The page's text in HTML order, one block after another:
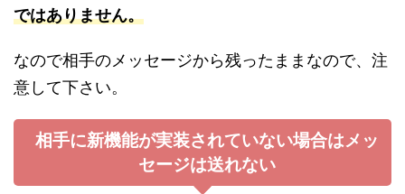
ではありません。
なので相手のメッセージから残ったままなので、注
意して下さい。
相手に新機能が実装されていない場合はメッ
セージは送れない